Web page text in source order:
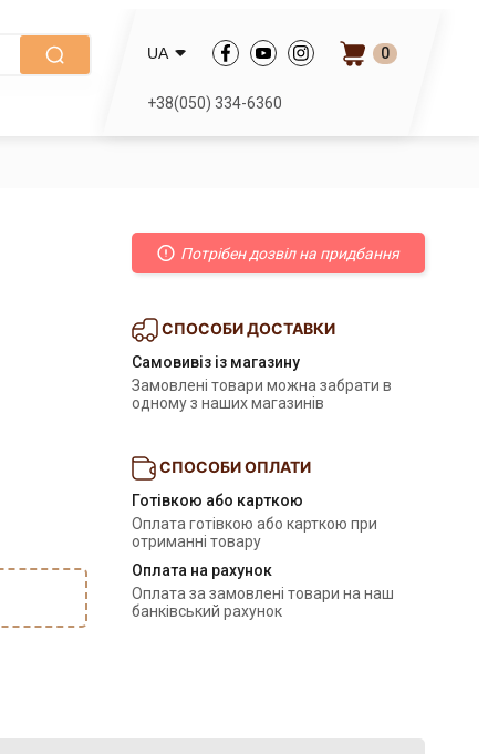
UA 0
+38(050) 334-6360
Потрібен дозвіл на придбання
СПОСОБИ ДОСТАВКИ
Самовивіз із магазину
Замовлені товари можна забрати в
одному з наших магазинів
СПОСОБИ ОПЛАТИ
Готівкою або карткою
Оплата готівкою або карткою при
отриманні товару
Оплата на рахунок
Оплата за замовлені товари на наш
банківський рахунок